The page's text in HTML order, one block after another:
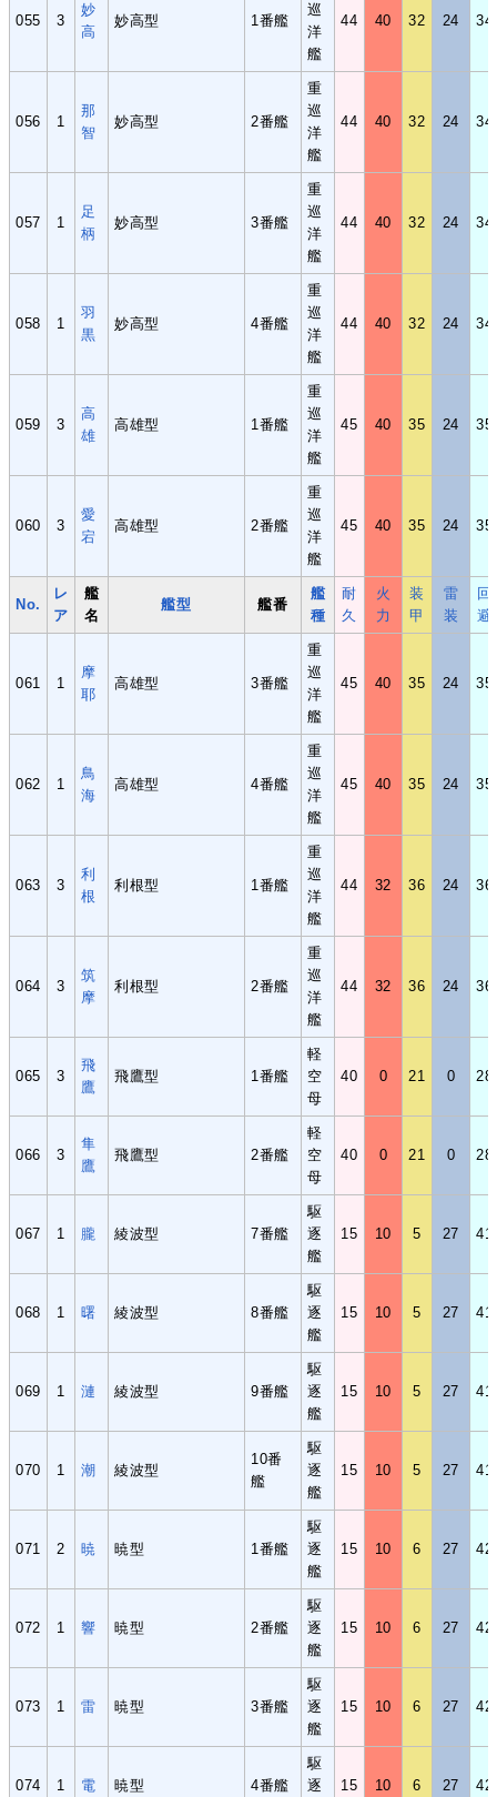
055 3
妙
高
妙高型 1番艦
巡
洋
艦
44 40 32 24 34
056 1
那
智
妙高型 2番艦
重
巡
洋
艦
44 40 32 24 34
057 1
足
柄
妙高型 3番艦
重
巡
洋
艦
44 40 32 24 34
058 1
羽
黒
妙高型 4番艦
重
巡
洋
艦
44 40 32 24 34
059 3
高
雄
高雄型 1番艦
重
巡
洋
艦
45 40 35 24 35
060 3
愛
宕
高雄型 2番艦
重
巡
洋
艦
45 40 35 24 35
No.
レ
ア
艦
名
艦型 艦番
艦
種
耐
久
火
力
装
甲
雷
装
回
避
061 1
摩
耶
高雄型 3番艦
重
巡
洋
艦
45 40 35 24 35
062 1
鳥
海
高雄型 4番艦
重
巡
洋
艦
45 40 35 24 35
063 3
利
根
利根型 1番艦
重
巡
洋
艦
44 32 36 24 36
064 3
筑
摩
利根型 2番艦
重
巡
洋
艦
44 32 36 24 36
065 3
飛
鷹
飛鷹型 1番艦
軽
空
母
40 0 21 0 28
066 3
隼
鷹
飛鷹型 2番艦
軽
空
母
40 0 21 0 28
067 1 朧 綾波型 7番艦
駆
逐
艦
15 10 5 27 41
068 1 曙 綾波型 8番艦
駆
逐
艦
15 10 5 27 41
069 1 漣 綾波型 9番艦
駆
逐
艦
15 10 5 27 41
070 1 潮 綾波型
10番
艦
駆
逐
艦
15 10 5 27 41
071 2 暁 暁型 1番艦
駆
逐
艦
15 10 6 27 42
072 1 響 暁型 2番艦
駆
逐
艦
15 10 6 27 42
073 1 雷 暁型 3番艦
駆
逐
艦
15 10 6 27 42
074 1 電 暁型 4番艦
駆
逐
15 10 6 27 42